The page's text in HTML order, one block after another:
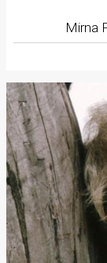
Mirna